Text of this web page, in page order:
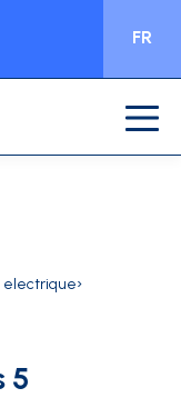
FR
electrique›
5